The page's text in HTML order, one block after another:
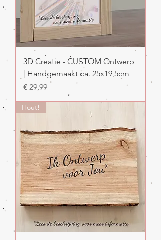
3D Creatie - CUSTOM Ontwerp
| Handgemaakt ca. 25x19,5cm
Prijs
€ 29,99
Hout!